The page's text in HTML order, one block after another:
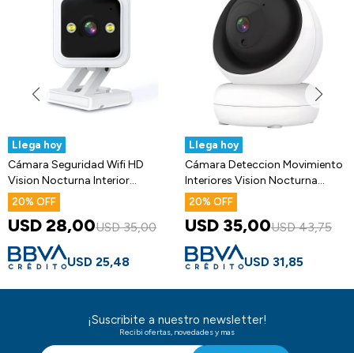
Llega hoy
Cámara Seguridad Wifi HD
Vision Nocturna Interior
Microfono
20
USD28,00USD 35,00
USD 25,48
Llega hoy
Cámara Deteccion Movimiento
Interiores Vision Nocturna
Micro
20
USD 35,00USD 43,75
USD 31,85
¡Suscribite a nuestro newsletter!
Recibi ofertas, novedades y mas